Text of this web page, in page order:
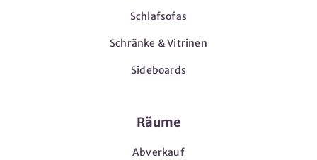
Schlafsofas
Schränke & Vitrinen
Sideboards
Räume
Abverkauf